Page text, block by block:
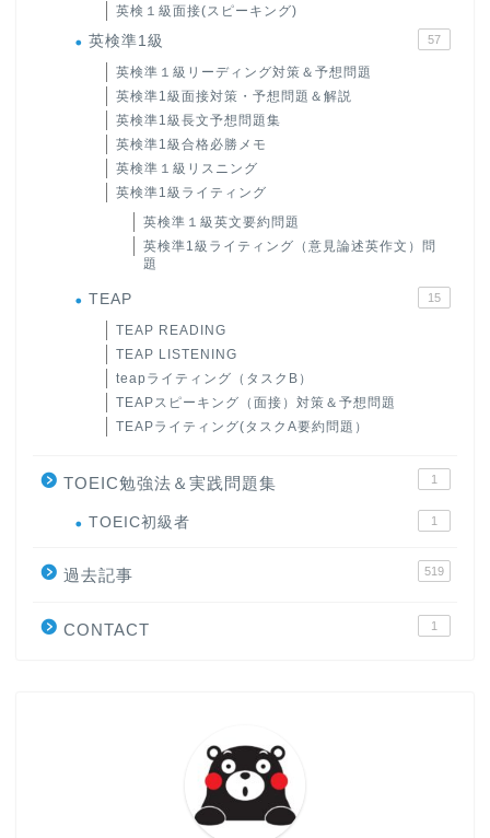
英検１級面接(スピーキング)
英検準1級 57
英検準１級リーディング対策＆予想問題
英検準1級面接対策・予想問題＆解説
英検準1級長文予想問題集
英検準1級合格必勝メモ
英検準１級リスニング
英検準1級ライティング
英検準１級英文要約問題
英検準1級ライティング（意見論述英作文）問
題
TEAP 15
TEAP READING
TEAP LISTENING
teapライティング（タスクB）
TEAPスピーキング（面接）対策＆予想問題
TEAPライティング(タスクA要約問題）
TOEIC勉強法＆実践問題集 1
TOEIC初級者 1
過去記事 519
CONTACT 1
大学入試英語対策講座
英語名言・格言・カッコい
い英語＆素敵な英文フレー